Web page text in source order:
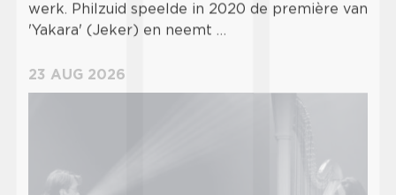
werk. Philzuid speelde in 2020 de première van
'Yakara' (Jeker) en neemt …
23 AUG 2026